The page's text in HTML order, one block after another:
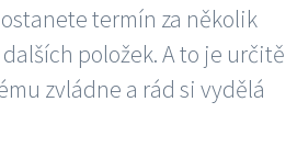
termín za několik
položek. A to je určitě
zvládne a rád si vydělá